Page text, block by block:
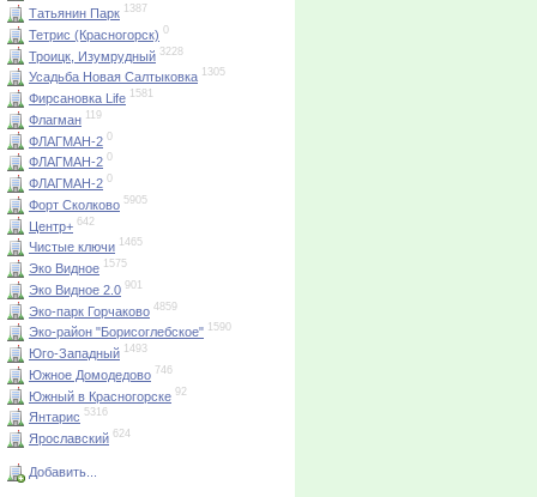
Татьянин Парк 1387
Тетрис (Красногорск) 0
Троицк, Изумрудный 3228
Усадьба Новая Салтыковка 1305
Фирсановка Life 1581
Флагман 119
ФЛАГМАН-2 0
ФЛАГМАН-2 0
ФЛАГМАН-2 0
Форт Сколково 5905
Центр+ 642
Чистые ключи 1465
Эко Видное 1575
Эко Видное 2.0 901
Эко-парк Горчаково 4859
Эко-район "Борисоглебское" 1590
Юго-Западный 1493
Южное Домодедово 746
Южный в Красногорске 92
Янтарис 5316
Ярославский 624
Добавить...